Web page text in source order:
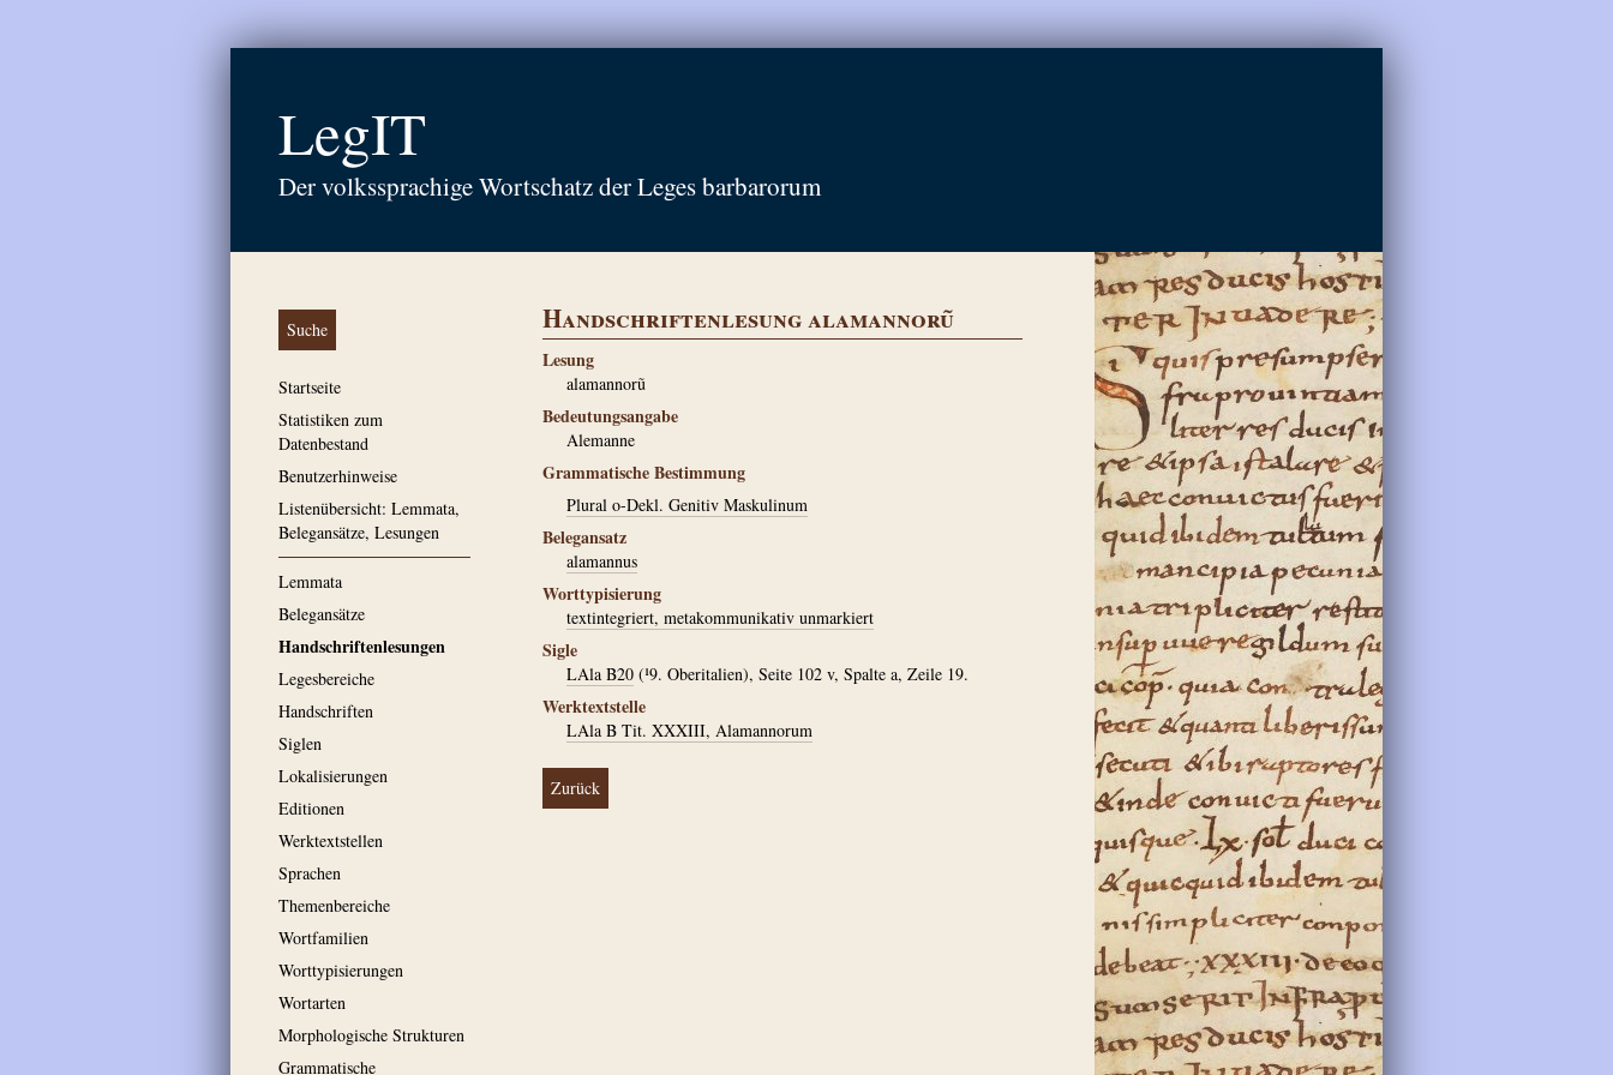
LegIT
Der volkssprachige Wortschatz der Leges barbarorum
Suche
Startseite
Statistiken zum
Datenbestand
Benutzerhinweise
Listenübersicht: Lemmata,
Belegansätze, Lesungen
Lemmata
Belegansätze
Handschriftenlesungen
Legesbereiche
Handschriften
Siglen
Lokalisierungen
Editionen
Werktextstellen
Sprachen
Themenbereiche
Wortfamilien
Worttypisierungen
Wortarten
Morphologische Strukturen
Grammatische
Handschriftenlesung alamannorũ
Lesung
alamannorũ
Bedeutungsangabe
Alemanne
Grammatische Bestimmung
Plural o-Dekl. Genitiv Maskulinum
Belegansatz
alamannus
Worttypisierung
textintegriert, metakommunikativ unmarkiert
Sigle
LAla B20 (¹9. Oberitalien), Seite 102 v, Spalte a, Zeile 19.
Werktextstelle
LAla B Tit. XXXIII, Alamannorum
Zurück